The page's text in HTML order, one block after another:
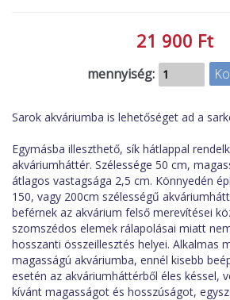
21 900 Ft
mennyiség:
Sarok akváriumba is lehetőséget ad a
Egymásba illeszthető, sík hátlappal
akváriumháttér. Szélessége 50 cm,
átlagos vastagsága 2,5 cm. Könnyedén
150, vagy 200cm szélességű
beférnek az akvárium felső merevítései
szomszédos elemek rálapolásai miatt
hosszanti összeillesztés helyei. Alkalmas
magasságú akváriumba, ennél kisebb
esetén az akváriumháttérből éles késsel,
kívánt magasságot és hosszúságot,